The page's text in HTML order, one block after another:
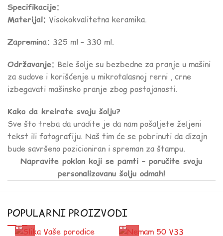
Specifikacije:
Materijal: Visokokvalitetna keramika.
Zapremina: 325 ml – 330 ml.
Održavanje: Bele šolje su bezbedne za pranje u mašini
za sudove i korišćenje u mikrotalasnoj rerni , crne
izbegavati mašinsko pranje zbog postojanosti.
Kako da kreirate svoju šolju?
Sve što treba da uradite je da nam pošaljete željeni
tekst ili fotografiju. Naš tim će se pobrinuti da dizajn
bude savršeno pozicioniran i spreman za štampu.
Napravite poklon koji se pamti – poručite svoju
personalizovanu šolju odmah!
POPULARNI PROIZVODI